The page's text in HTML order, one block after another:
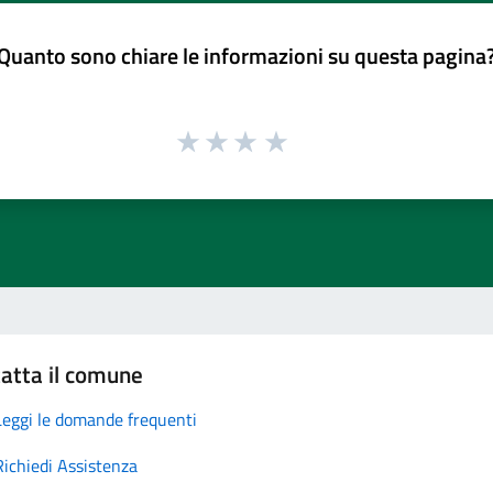
sono chiare le informazioni su questa
il comune
le domande frequenti
Assistenza